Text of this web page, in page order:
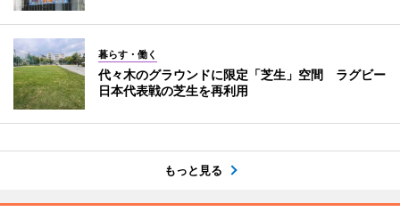
暮らす・働く
代々木のグラウンドに限定「芝生」空間 ラグビー
日本代表戦の芝生を再利用
もっと見る